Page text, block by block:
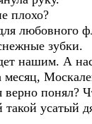
плохо?
любовного
зубки.
нашим. А
понял?
усатый